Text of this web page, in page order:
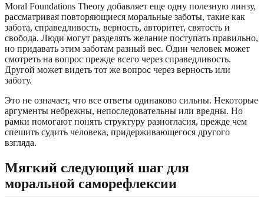
Moral Foundations Theory добавляет еще одну полезную линзу,
рассматривая повторяющиеся моральные заботы, такие как
забота, справедливость, верность, авторитет, святость и
свобода. Люди могут разделять желание поступать правильно,
но придавать этим заботам разный вес. Один человек может
смотреть на вопрос прежде всего через справедливость.
Другой может видеть тот же вопрос через верность или
заботу.
Это не означает, что все ответы одинаково сильны. Некоторые
аргументы небрежны, непоследовательны или вредны. Но
рамки помогают понять структуру разногласия, прежде чем
спешить судить человека, придерживающегося другого
взгляда.
Мягкий следующий шаг для
моральной саморефлексии